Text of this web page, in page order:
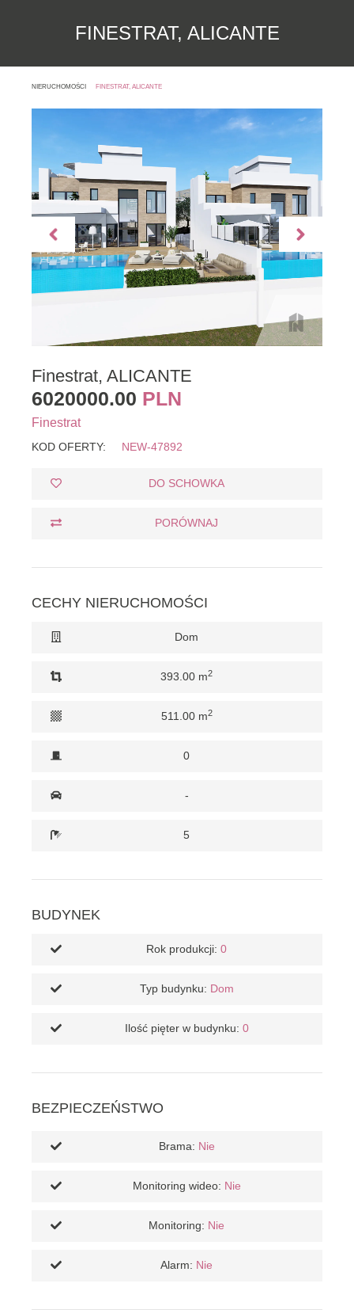
FINESTRAT, ALICANTE
NIERUCHOMOŚCI FINESTRAT, ALICANTE
Finestrat, ALICANTE
6020000.00 PLN
Finestrat
KOD OFERTY: NEW-47892
DO SCHOWKA
PORÓWNAJ
CECHY NIERUCHOMOŚCI
Dom
393.00 m2
511.00 m2
0
-
5
BUDYNEK
Rok produkcji: 0
Typ budynku: Dom
Ilość pięter w budynku: 0
BEZPIECZEŃSTWO
Brama: Nie
Monitoring wideo: Nie
Monitoring: Nie
Alarm: Nie